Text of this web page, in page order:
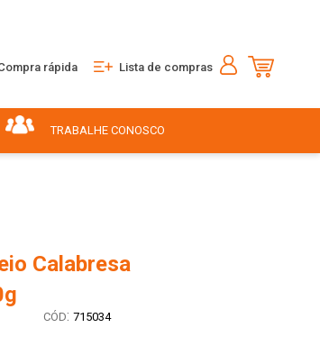
rápida Lista de compras
TRABALHE CONOSCO
Calabresa
: 715034